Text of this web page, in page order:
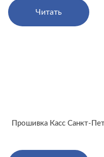
Читать
Прошивка Касс Санкт-